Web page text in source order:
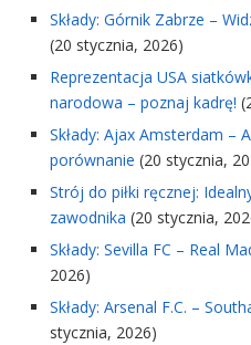
Składy: Górnik Zabrze –
(20 stycznia, 2026)
Reprezentacja USA
narodowa – poznaj kadrę!
Składy: Ajax Amsterdam –
porównanie (20 stycznia,
Strój do piłki ręcznej:
zawodnika (20 stycznia,
Składy: Sevilla FC – Real
2026)
Składy: Arsenal F.C. –
stycznia, 2026)